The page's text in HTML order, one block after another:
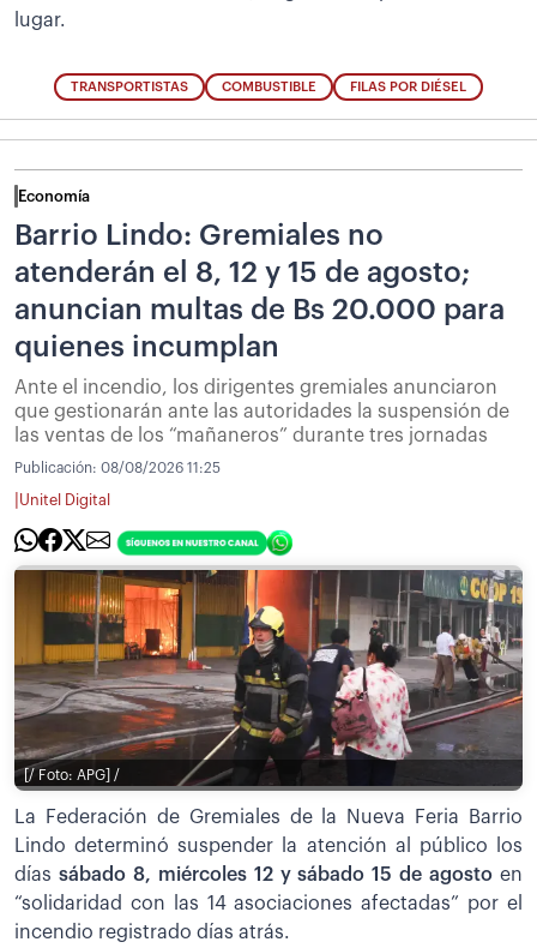
lugar.
TRANSPORTISTAS COMBUSTIBLE FILAS POR DIÉSEL
Economía
Barrio Lindo: Gremiales no
atenderán el 8, 12 y 15 de agosto;
anuncian multas de Bs 20.000 para
quienes incumplan
Ante el incendio, los dirigentes gremiales anunciaron
que gestionarán ante las autoridades la suspensión de
las ventas de los “mañaneros” durante tres jornadas
Publicación: 08/08/2026 11:25
Unitel Digital
[/ Foto: APG] /
La Federación de Gremiales de la Nueva Feria Barrio
Lindo determinó suspender la atención al público los
días sábado 8, miércoles 12 y sábado 15 de agosto en
“solidaridad con las 14 asociaciones afectadas” por el
incendio registrado días atrás.